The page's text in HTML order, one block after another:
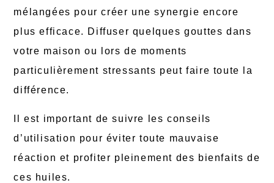
mélangées pour créer une synergie encore
plus efficace. Diffuser quelques gouttes dans
votre maison ou lors de moments
particulièrement stressants peut faire toute la
différence.
Il est important de suivre les conseils
d’utilisation pour éviter toute mauvaise
réaction et profiter pleinement des bienfaits de
ces huiles.